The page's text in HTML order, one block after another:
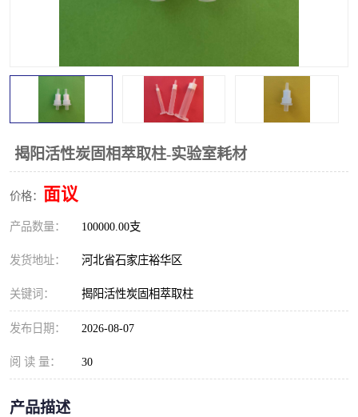
揭阳活性炭固相萃取柱-实验室耗材
价格： 面议
产品数量： 100000.00支
发货地址： 河北省石家庄裕华区
关键词： 揭阳活性炭固相萃取柱
发布日期： 2026-08-07
阅 读 量： 30
产品描述